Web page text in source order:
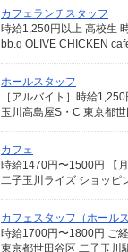
カフェランチスタッフ
時給1,250円以上 高校生
bb.q OLIVE CHICKEN
ホールスタッフ
［アルバイト］時給1,250
玉川高島屋S・C 東京都
カフェ
時給1470円〜1500円 【
二子玉川ライズ ショッピ
カフェスタッフ（ホールス
時給1700円〜1800円 ご
東京都世田谷区 二子玉川